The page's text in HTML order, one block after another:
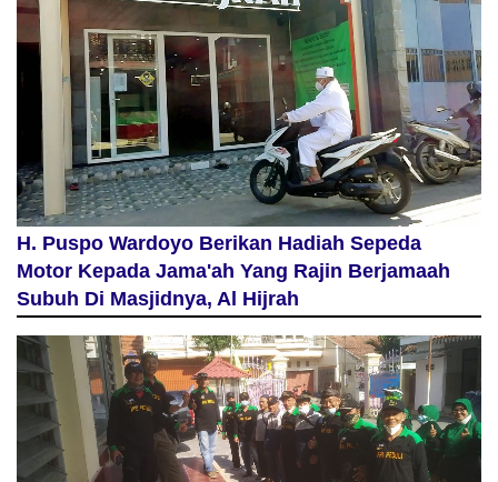
H. Puspo Wardoyo Berikan Hadiah Sepeda
Motor Kepada Jama'ah Yang Rajin Berjamaah
Subuh Di Masjidnya, Al Hijrah